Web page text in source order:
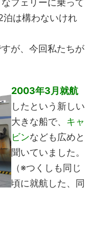
フェリーに乗って
泊は構わないけれ
が、今回私たちが
2003年3月就航
したという新しい
大きな船で、 キャ
ビンなども広めと
聞いていました。
（※つくしも同じ
頃に就航した、同